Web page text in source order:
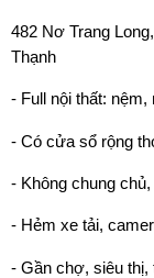
482 Nơ Trang
Thạnh
- Full nội thất: nệm,
- Có cửa sổ rộng
- Không chung
- Hẻm xe tải,
- Gần chợ, siêu